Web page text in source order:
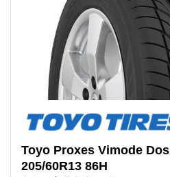
Toyo Proxes Vimode Dos
205/60R13 86H